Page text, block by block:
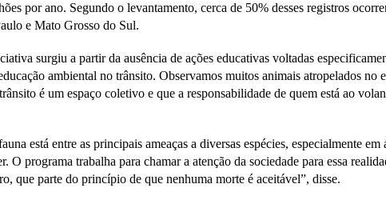
por ano. Segundo o levantamento, cerca de 50% desses registros
e Mato Grosso do Sul.
surgiu a partir da ausência de ações educativas voltadas
ambiental no trânsito. Observamos muitos animais atropelados
é um espaço coletivo e que a responsabilidade de quem está ao
está entre as principais ameaças a diversas espécies, especialmente
O programa trabalha para chamar a atenção da sociedade para essa
que parte do princípio de que nenhuma morte é aceitável”, disse.